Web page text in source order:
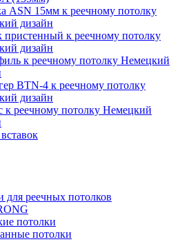
ASN 15мм к реечному потолку
дизайн
пристенный к реечному потолку
дизайн
к реечному потолку Немецкий
BTN-4 к реечному потолку
дизайн
к реечному потолку Немецкий
для реечных потолков
потолки
потолки